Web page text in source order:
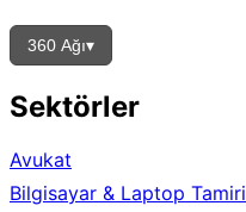
360 Ağı▾
Sektörler
Avukat
Bilgisayar & Laptop Tamiri